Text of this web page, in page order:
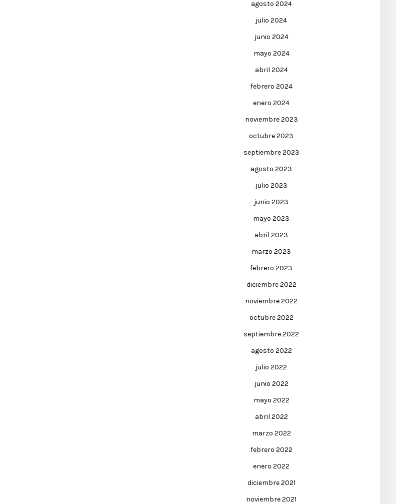
agosto 2024
julio 2024
junio 2024
mayo 2024
abril 2024
febrero 2024
enero 2024
noviembre 2023
octubre 2023
septiembre 2023
agosto 2023
julio 2023
junio 2023
mayo 2023
abril 2023
marzo 2023
febrero 2023
diciembre 2022
noviembre 2022
octubre 2022
septiembre 2022
agosto 2022
julio 2022
junio 2022
mayo 2022
abril 2022
marzo 2022
febrero 2022
enero 2022
diciembre 2021
noviembre 2021